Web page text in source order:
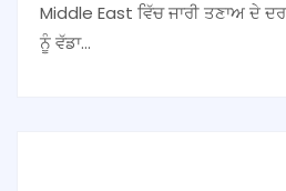
Middle East ਵਿੱਚ ਜਾਰੀ ਤਣਾਅ ਦੇ
ਨੂੰ ਵੱਡਾ…